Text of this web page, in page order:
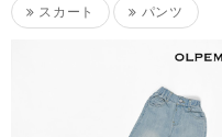
スカート パンツ